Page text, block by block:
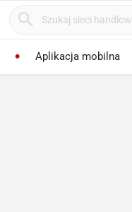
Aplikacja mobilna